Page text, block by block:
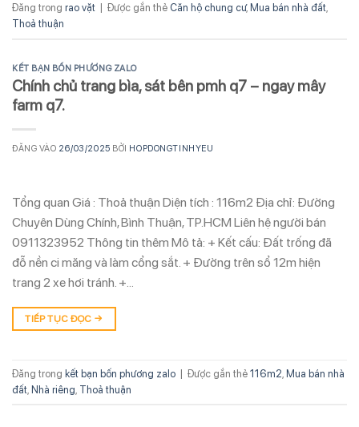
Đăng trong rao vặt Được gắn thẻ Căn hộ chung cư, Mua bán nhà đất
Thoả thuận
KẾT BẠN BỐN PHƯƠNG ZALO
Chính chủ trang bìa, sát bên pmh q7 – ngay mây
farm q7.
ĐĂNG VÀO 26/03/2025 BỞI HOPDONGTINHYEU
Tổng quan Giá : Thoả thuận Diện tích : 116m2 Địa chỉ: Đường
Chuyên Dùng Chính, Bình Thuận, TP.HCM Liên hệ người bán
0911323952 Thông tin thêm Mô tả: + Kết cấu: Đất trống đã
đỗ nền ci măng và làm cổng sắt. + Đường trên sổ 12m hiện
trang 2 xe hơi tránh. +…
TIẾP TỤC ĐỌC →
Đăng trong kết bạn bốn phương zalo | Được gắn thẻ 116m2 Mua bán nhà
đất Nhà riêng Thoả thuận